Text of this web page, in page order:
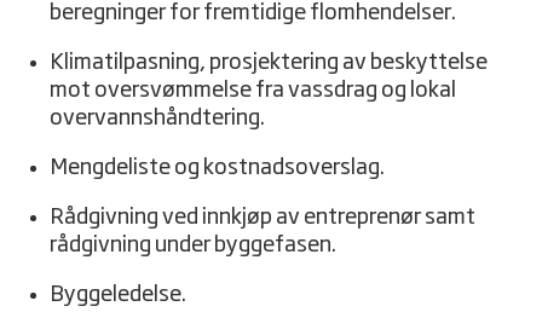
beregninger for fremtidige flomhendelser.
Klimatilpasning, prosjektering av beskyttelse
mot oversvømmelse fra vassdrag og lokal
overvannshåndtering.
Mengdeliste og kostnadsoverslag.
Rådgivning ved innkjøp av entreprenør samt
rådgivning under byggefasen.
Byggeledelse.